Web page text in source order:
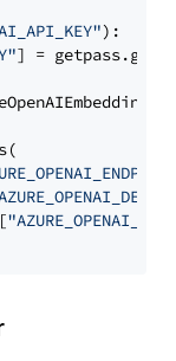
):
] =